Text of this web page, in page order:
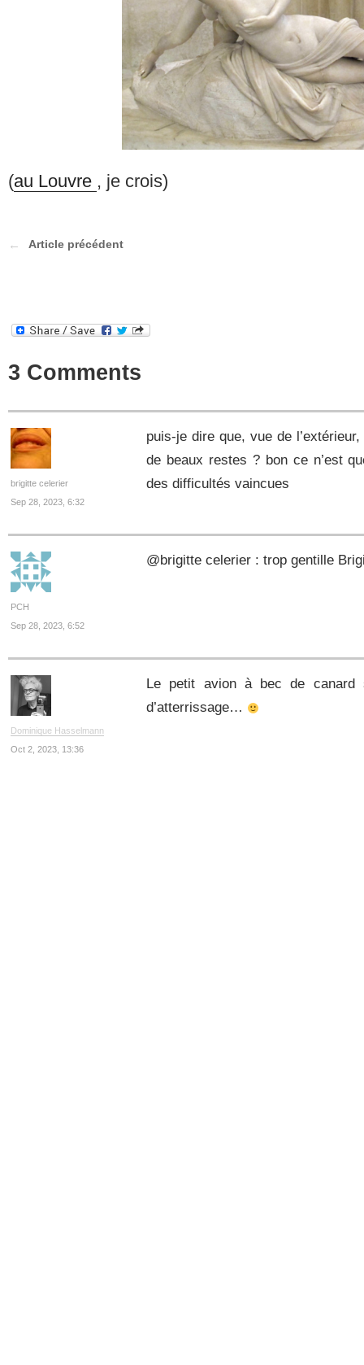
(au Louvre , je crois)
Article précédent
3 Comments
brigitte celerier
Sep 28, 2023, 6:32
puis-je dire que, vue de
de beaux restes ? bon ce n’est
des difficultés vaincues
PCH
Sep 28, 2023, 6:52
@brigitte celerier : trop gentille
Dominique Hasselmann
Oct 2, 2023, 13:36
Le petit avion à bec de canard
d’atterrissage…